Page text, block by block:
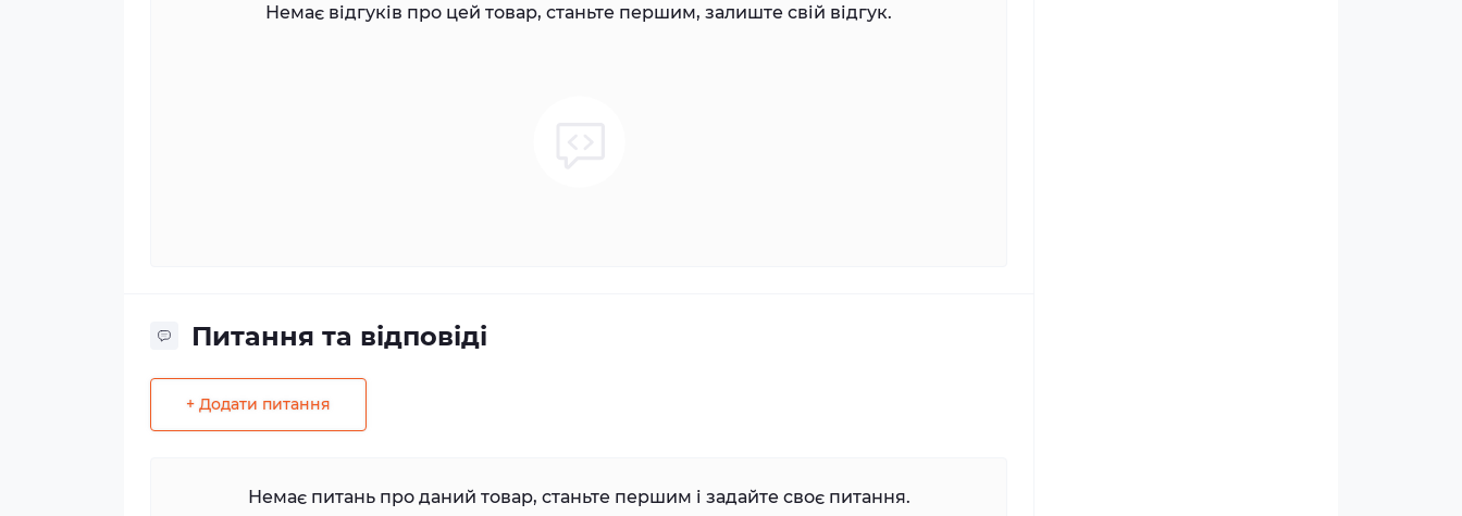
Немає відгуків про цей товар, станьте першим, залиште свій відгук.
Питання та відповіді
+ Додати питання
Немає питань про даний товар, станьте першим і задайте своє питання.